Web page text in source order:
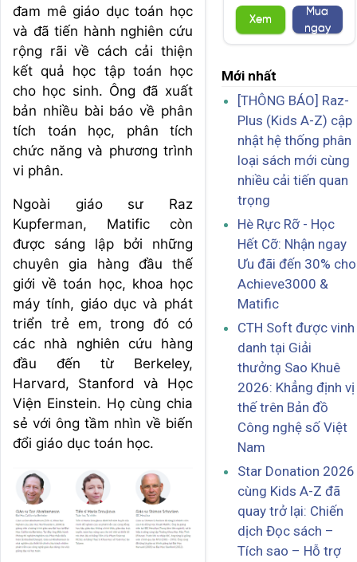
đam mê giáo dục toán học
và đã tiến hành nghiên cứu
rộng rãi về cách cải thiện
kết quả học tập toán học
cho học sinh. Ông đã xuất
bản nhiều bài báo về phân
tích toán học, phân tích
chức năng và phương trình
vi phân.
Ngoài giáo sư Raz
Kupferman, Matific còn
được sáng lập bởi những
chuyên gia hàng đầu thế
giới về toán học, khoa học
máy tính, giáo dục và phát
triển trẻ em, trong đó có
các nhà nghiên cứu hàng
đầu đến từ Berkeley,
Harvard, Stanford và Học
Viện Einstein. Họ cùng chia
sẻ với ông tầm nhìn về biến
đổi giáo dục toán học.
Xem
Mua
ngay
Mới nhất
[THÔNG BÁO] Raz-
Plus (Kids A-Z) cập
nhật hệ thống phân
loại sách mới cùng
nhiều cải tiến quan
trọng
Hè Rực Rỡ - Học
Hết Cỡ: Nhận ngay
Ưu đãi đến 30% cho
Achieve3000 &
Matific
CTH Soft được vinh
danh tại Giải
thưởng Sao Khuê
2026: Khẳng định vị
thế trên Bản đồ
Công nghệ số Việt
Nam
Star Donation 2026
cùng Kids A-Z đã
quay trở lại: Chiến
dịch Đọc sách –
Tích sao – Hỗ trợ